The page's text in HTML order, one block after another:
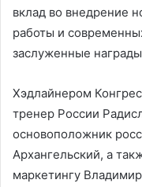
вклад во внедрение
работы и
заслуженные
Хэдлайнером
тренер России
основоположник
Архангельский, а
маркетингу